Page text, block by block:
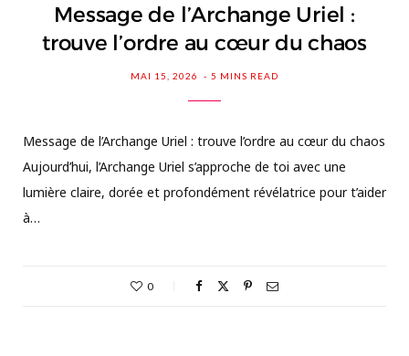
Message de l’Archange Uriel :
trouve l’ordre au cœur du chaos
MAI 15, 2026 5 MINS READ
Message de l’Archange Uriel : trouve l’ordre au cœur du chaos
Aujourd’hui, l’Archange Uriel s’approche de toi avec une
lumière claire, dorée et profondément révélatrice pour t’aider
à…
0